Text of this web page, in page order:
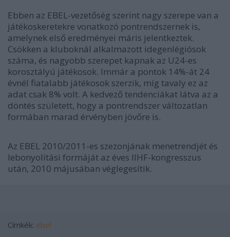
Ebben az EBEL-vezetőség szerint nagy szerepe van a
játékoskeretekre vonatkozó pontrendszernek is,
amelynek első eredményei máris jelentkeztek.
Csökken a kluboknál alkalmazott idegenlégiósok
száma, és nagyobb szerepet kapnak az U24-es
korosztályú játékosok. Immár a pontok 14%-át 24
évnél fiatalabb játékosok szerzik, míg tavaly ez az
adat csak 8% volt. A kedvező tendenciákat látva az a
döntés született, hogy a pontrendszer változatlan
formában marad érvényben jövőre is.
Az EBEL 2010/2011-es szezonjának menetrendjét és
lebonyolítási formáját az éves IIHF-kongresszus
után, 2010 májusában véglegesítik.
Címkék: ebel